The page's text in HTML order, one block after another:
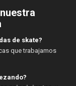
de skate?
que trabajamos